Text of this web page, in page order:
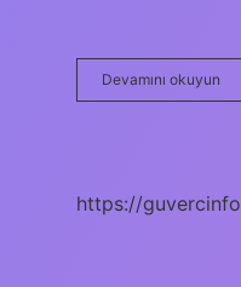
Devamını okuyun
https://